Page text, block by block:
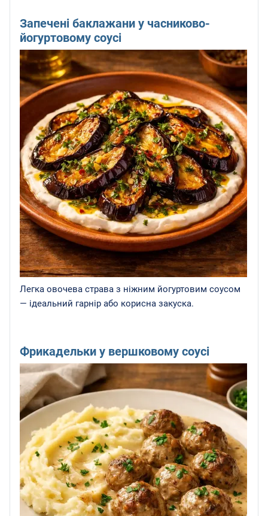
Запечені баклажани у часниково-
йогуртовому соусі
Легка овочева страва з ніжним йогуртовим соусом
— ідеальний гарнір або корисна закуска.
Фрикадельки у вершковому соусі